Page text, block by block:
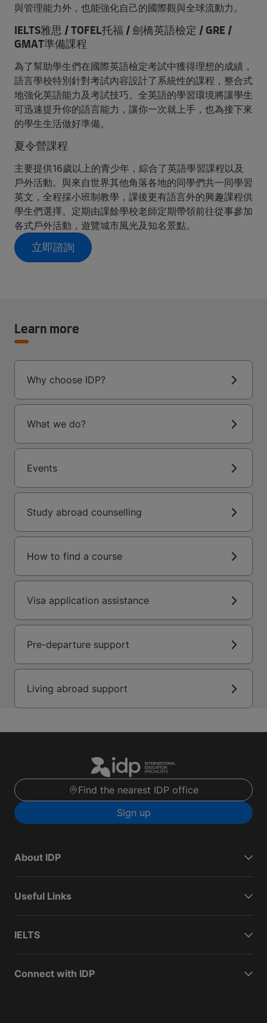
與管理能力外，也能強化自己的國際觀與全球流動力。
IELTS雅思 / TOFEL托福 / 劍橋英語檢定 / GRE /
GMAT準備課程
為了幫助學生們在國際英語檢定考試中獲得理想的成績，
語言學校特別針對考試內容設計了系統性的課程，整合式
地強化英語能力及考試技巧。全英語的學習環境將讓學生
可迅速提升你的語言能力，讓你一次就上手，也為接下來
的學生生活做好準備。
夏令營課程
主要提供16歲以上的青少年，綜合了英語學習課程以及
戶外活動。與來自世界其他角落各地的同學們共一同學習
英文，全程採小班制教學，課後更有語言外的興趣課程供
學生們選擇。定期由課餘學校老師定期帶領前往從事參加
各式戶外活動，遊覽城市風光及知名景點。
立即諮詢
Learn more
Why choose IDP?
What we do?
Events
Study abroad counselling
How to find a course
Visa application assistance
Pre-departure support
Living abroad support
Find the nearest IDP office
Sign up
About IDP
Useful Links
IELTS
Connect with IDP